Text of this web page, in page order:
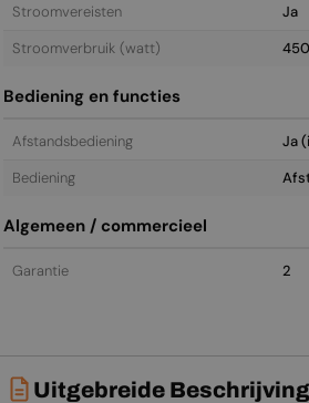
Stroomvereisten
Ja
Stroomverbruik (watt)
Bediening en functies
Afstandsbediening
Ja
Bediening
Algemeen / commercieel
Garantie 2
Uitgebreide Beschrijving